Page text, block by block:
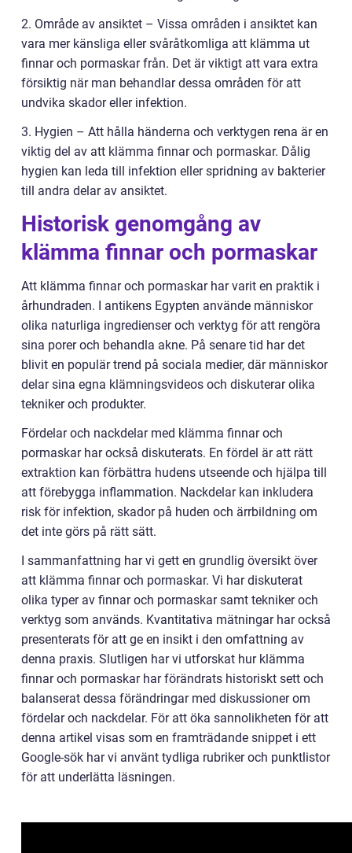
2. Område av ansiktet – Vissa områden i ansiktet kan
vara mer känsliga eller svåråtkomliga att klämma ut
finnar och pormaskar från. Det är viktigt att vara extra
försiktig när man behandlar dessa områden för att
undvika skador eller infektion.
3. Hygien – Att hålla händerna och verktygen rena är en
viktig del av att klämma finnar och pormaskar. Dålig
hygien kan leda till infektion eller spridning av bakterier
till andra delar av ansiktet.
Historisk genomgång av
klämma finnar och pormaskar
Att klämma finnar och pormaskar har varit en praktik i
århundraden. I antikens Egypten använde människor
olika naturliga ingredienser och verktyg för att rengöra
sina porer och behandla akne. På senare tid har det
blivit en populär trend på sociala medier, där människor
delar sina egna klämningsvideos och diskuterar olika
tekniker och produkter.
Fördelar och nackdelar med klämma finnar och
pormaskar har också diskuterats. En fördel är att rätt
extraktion kan förbättra hudens utseende och hjälpa till
att förebygga inflammation. Nackdelar kan inkludera
risk för infektion, skador på huden och ärrbildning om
det inte görs på rätt sätt.
I sammanfattning har vi gett en grundlig översikt över
att klämma finnar och pormaskar. Vi har diskuterat
olika typer av finnar och pormaskar samt tekniker och
verktyg som används. Kvantitativa mätningar har också
presenterats för att ge en insikt i den omfattning av
denna praxis. Slutligen har vi utforskat hur klämma
finnar och pormaskar har förändrats historiskt sett och
balanserat dessa förändringar med diskussioner om
fördelar och nackdelar. För att öka sannolikheten för att
denna artikel visas som en framträdande snippet i ett
Google-sök har vi använt tydliga rubriker och punktlistor
för att underlätta läsningen.